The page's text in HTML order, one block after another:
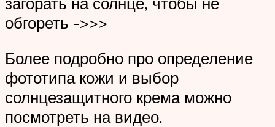
обгореть ->>>
Более подробно про определение
фототипа кожи и выбор
солнцезащитного крема можно
посмотреть на видео.